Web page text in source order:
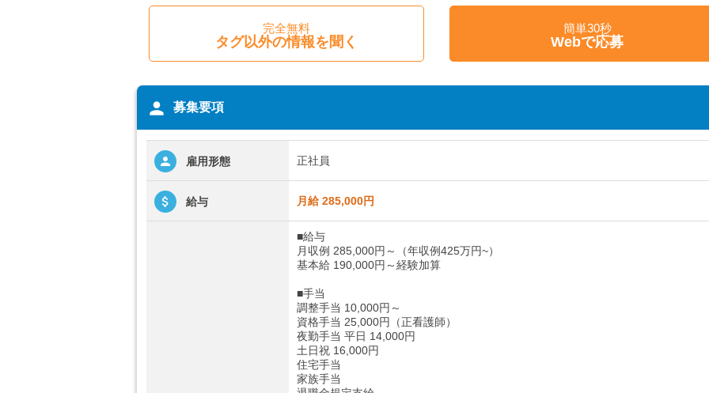
完全無料
タグ以外の情報を聞く
簡単30秒
Webで応募
person 募集要項
雇用形態 正社員
給与 月給 285,000円
■給与
月収例 285,000円～（年収例425万円~）
基本給 190,000円～経験加算
■手当
調整手当 10,000円～
資格手当 25,000円（正看護師）
夜勤手当 平日 14,000円
土日祝 16,000円
住宅手当
家族手当